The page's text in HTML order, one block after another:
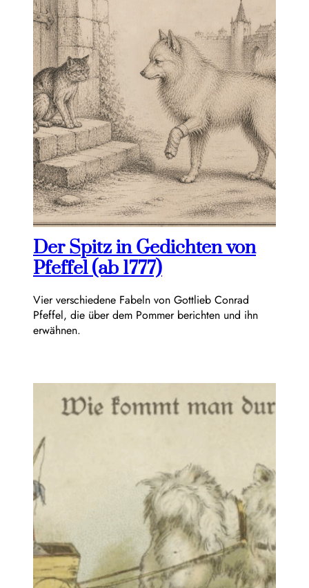
Der Spitz in Gedichten von
Pfeffel (ab 1777)
Vier verschiedene Fabeln von Gottlieb Conrad
Pfeffel, die über dem Pommer berichten und ihn
erwähnen.